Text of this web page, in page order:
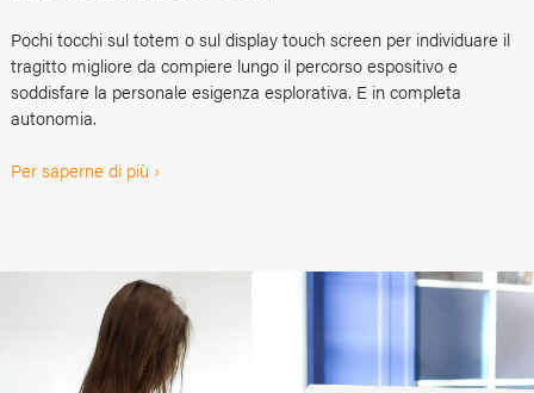
Pochi tocchi sul totem o sul display touch screen per individuare il
tragitto migliore da compiere lungo il percorso espositivo e
soddisfare la personale esigenza esplorativa. E in completa
autonomia.
Per saperne di più ›